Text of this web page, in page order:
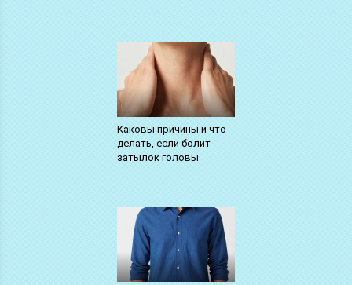
Каковы причины и что
делать, если болит
затылок головы